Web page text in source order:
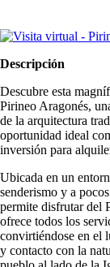
Descripción
Descubre esta
Pirineo Aragonés,
de la arquitectura
oportunidad ideal
inversión para
Ubicada en un
senderismo y a
permite disfrutar del
ofrece todos los
convirtiéndose en el
y contacto con la